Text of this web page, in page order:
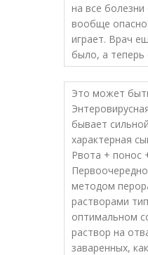
на все
вообще
играет. Врач
было, а теперь
Это может
бывает
характерная
Рвота + понос
методом
растворами
оптимальном
раствор на
заваренных,